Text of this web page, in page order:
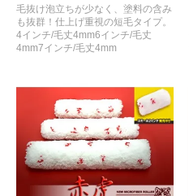
毛抜け泡立ちが少なく、塗料の含み
も抜群！仕上げ重視の短毛タイプ。
4インチ/毛丈4mm6インチ/毛丈
4mm7インチ/毛丈4mm